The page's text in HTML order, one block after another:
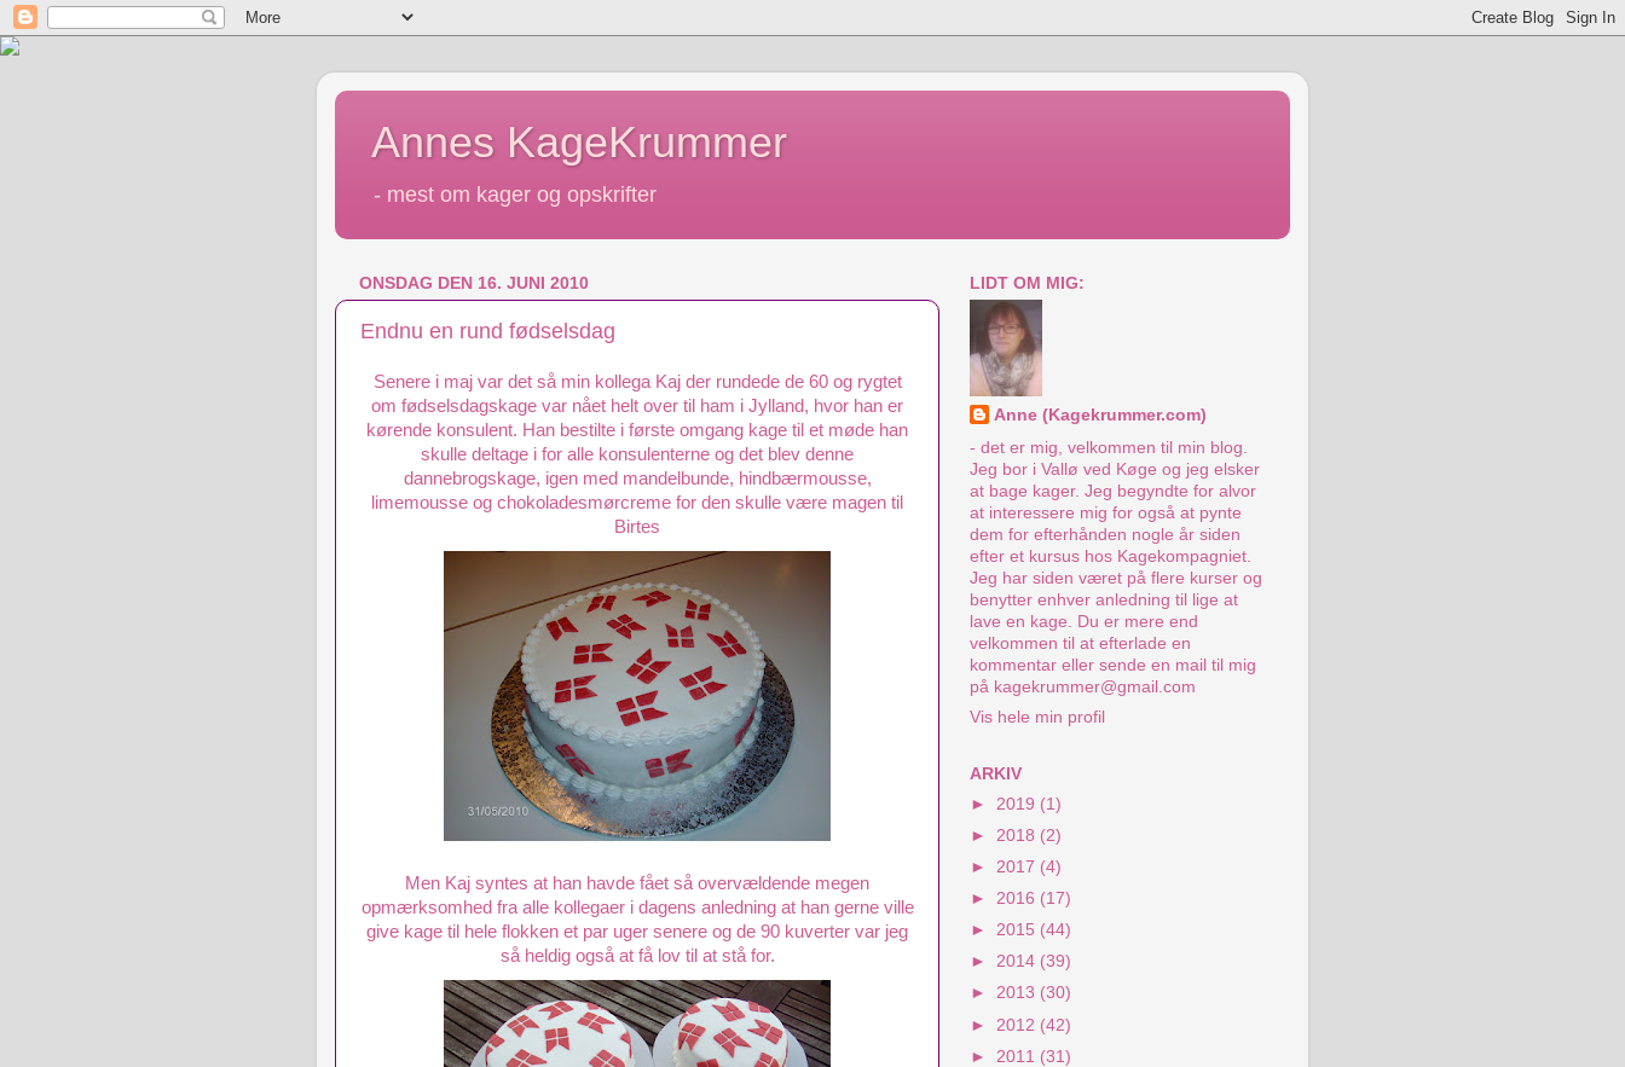
Annes KageKrummer
- mest om kager og opskrifter
ONSDAG DEN 16. JUNI 2010
Endnu en rund fødselsdag
Senere i maj var det så min kollega Kaj der rundede de 60 og rygtet
om fødselsdagskage var nået helt over til ham i Jylland, hvor han er
kørende konsulent. Han bestilte i første omgang kage til et møde han
skulle deltage i for alle konsulenterne og det blev denne
dannebrogskage, igen med mandelbunde, hindbærmousse,
limemousse og chokoladesmørcreme for den skulle være magen til
Birtes
Men Kaj syntes at han havde fået så overvældende megen
opmærksomhed fra alle kollegaer i dagens anledning at han gerne ville
give kage til hele flokken et par uger senere og de 90 kuverter var jeg
så heldig også at få lov til at stå for.
LIDT OM MIG:
Anne (Kagekrummer.com)
- det er mig, velkommen til min blog.
Jeg bor i Vallø ved Køge og jeg elsker
at bage kager. Jeg begyndte for alvor
at interessere mig for også at pynte
dem for efterhånden nogle år siden
efter et kursus hos Kagekompagniet.
Jeg har siden været på flere kurser og
benytter enhver anledning til lige at
lave en kage. Du er mere end
velkommen til at efterlade en
kommentar eller sende en mail til mig
på kagekrummer@gmail.com
Vis hele min profil
ARKIV
► 2019 (1)
► 2018 (2)
► 2017 (4)
► 2016 (17)
► 2015 (44)
► 2014 (39)
► 2013 (30)
► 2012 (42)
► 2011 (31)